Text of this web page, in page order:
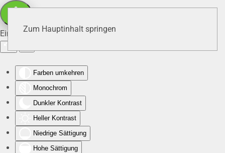
Eingabehilfen öffnen
Farben umkehren
Monochrom
Dunkler Kontrast
Heller Kontrast
Niedrige Sättigung
Hohe Sättigung
Zum Hauptinhalt springen